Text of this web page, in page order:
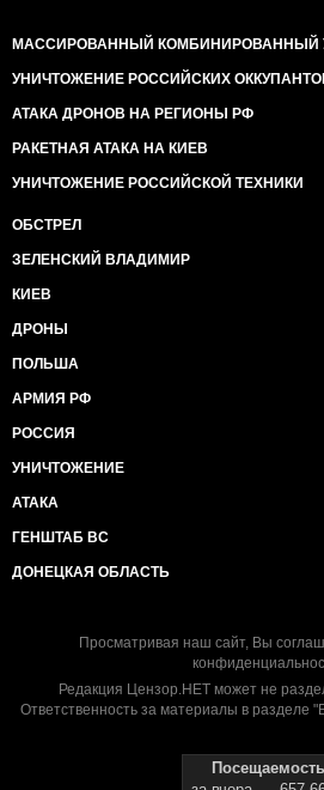
МАССИРОВАННЫЙ КОМБИНИРОВАННЫЙ
УНИЧТОЖЕНИЕ РОССИЙСКИХ
АТАКА ДРОНОВ НА РЕГИОНЫ РФ
РАКЕТНАЯ АТАКА НА КИЕВ
УНИЧТОЖЕНИЕ РОССИЙСКОЙ ТЕХНИКИ
ОБСТРЕЛ
ЗЕЛЕНСКИЙ ВЛАДИМИР
КИЕВ
ДРОНЫ
ПОЛЬША
АРМИЯ РФ
РОССИЯ
УНИЧТОЖЕНИЕ
АТАКА
ГЕНШТАБ ВС
ДОНЕЦКАЯ ОБЛАСТЬ
Просматривая наш сайт, Вы
Редакция Цензор.НЕТ может не
Ответственность за материалы в разделе
Посещаемость